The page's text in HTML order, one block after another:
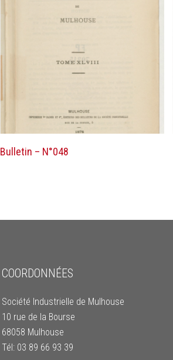
Lire la suite
Bulletin – N°048
COORDONNÉES
Société Industrielle de Mulhouse
10 rue de la Bourse
68058 Mulhouse
Tél: 03 89 66 93 39